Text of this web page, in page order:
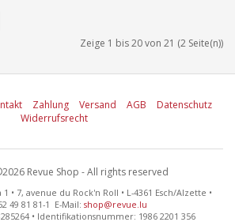
Zeige 1 bis 20 von 21 (2 Seite(n))
Zahlung Versand AGB
Datenschutz
Widerrufsrecht
Revue Shop - All rights reserved
1 • 7, avenue du Rock'n Roll • L-4361 Esch/Alzette •
49 81 81-1 E-Mail: shop@revue.lu
• Identifikationsnummer: 1986 2201 356